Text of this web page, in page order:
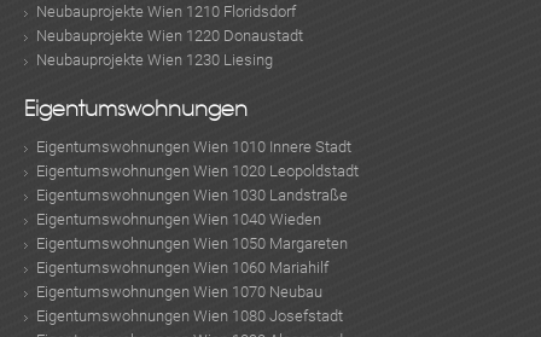
Neubauprojekte Wien 1210 Floridsdorf
Neubauprojekte Wien 1220 Donaustadt
Neubauprojekte Wien 1230 Liesing
Eigentumswohnungen
Eigentumswohnungen Wien 1010 Innere Stadt
Eigentumswohnungen Wien 1020 Leopoldstadt
Eigentumswohnungen Wien 1030 Landstraße
Eigentumswohnungen Wien 1040 Wieden
Eigentumswohnungen Wien 1050 Margareten
Eigentumswohnungen Wien 1060 Mariahilf
Eigentumswohnungen Wien 1070 Neubau
Eigentumswohnungen Wien 1080 Josefstadt